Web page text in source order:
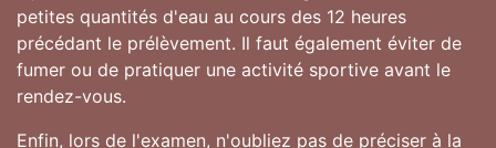
petites quantités d'eau au cours des 12 heures
précédant le prélèvement. Il faut également éviter de
fumer ou de pratiquer une activité sportive avant le
rendez-vous.
Enfin, lors de l'examen, n'oubliez pas de préciser à la